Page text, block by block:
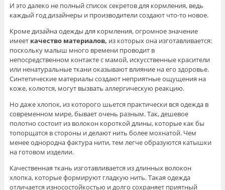
И это далеко не полный список секретов для кормления, ведь
каждый год дизайнеры и производители создают что-то новое.
Кроме дизайна одежды для кормления, огромное значение
имеет качество материалов, из которых она изготавливается:
поскольку малыш много времени проводит в
непосредственном контакте с мамой, искусственные красители
или ненатуральные ткани оказывают влияние на его здоровье.
Синтетические материалы создают неприятные ощущения на
коже, колются, могут вызвать аллергическую реакцию.
Но даже хлопок, из которого шьется практически вся одежда в
современном мире, бывает очень разным. Так, дешевое
полотно состоит из волокон короткой длины, которые как бы
топорщатся в стороны и делают нить более мохнатой. Чем
менее однородна фактура нити, тем легче образуются катышки
на готовом изделии.
Качественная ткань изготавливается из длинных волокон
хлопка, которые формируют гладкую нить. Такая одежда
отличается износостойкостью и долго сохраняет приятный